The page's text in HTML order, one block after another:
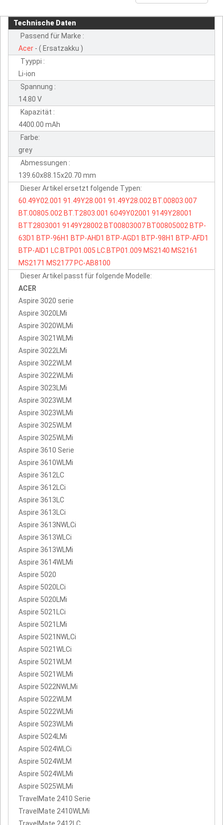
Technische Daten
Passend für Marke :
Acer - ( Ersatzakku )
Tyyppi :
Li-ion
Spannung :
14.80 V
Kapazität :
4400.00 mAh
Farbe:
grey
Abmessungen :
139.60x88.15x20.70 mm
Dieser Artikel ersetzt folgende Typen:
60.49Y02.001 91.49Y28.001 91.49Y28.002 BT.00803.007
BT.00805.002 BT.T2803.001 6049Y02001 9149Y28001
BTT2803001 9149Y28002 BT00803007 BT00805002 BTP-
63D1 BTP-96H1 BTP-AHD1 BTP-AGD1 BTP-98H1 BTP-AFD1
BTP-AID1 LC.BTP01.005 LC.BTP01.009 MS2140 MS2161
MS2171 MS2177 PC-AB8100
Dieser Artikel passt für folgende Modelle:
ACER
Aspire 3020 serie
Aspire 3020LMi
Aspire 3020WLMi
Aspire 3021WLMi
Aspire 3022LMi
Aspire 3022WLM
Aspire 3022WLMi
Aspire 3023LMi
Aspire 3023WLM
Aspire 3023WLMi
Aspire 3025WLM
Aspire 3025WLMi
Aspire 3610 Serie
Aspire 3610WLMi
Aspire 3612LC
Aspire 3612LCi
Aspire 3613LC
Aspire 3613LCi
Aspire 3613NWLCi
Aspire 3613WLCi
Aspire 3613WLMi
Aspire 3614WLMi
Aspire 5020
Aspire 5020LCi
Aspire 5020LMi
Aspire 5021LCi
Aspire 5021LMi
Aspire 5021NWLCi
Aspire 5021WLCi
Aspire 5021WLM
Aspire 5021WLMi
Aspire 5022NWLMi
Aspire 5022WLM
Aspire 5022WLMi
Aspire 5023WLMi
Aspire 5024LMi
Aspire 5024WLCi
Aspire 5024WLM
Aspire 5024WLMi
Aspire 5025WLMi
TravelMate 2410 Serie
TravelMate 2410WLMi